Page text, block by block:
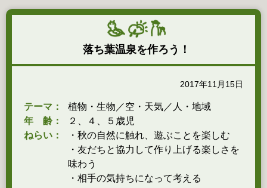
落ち葉温泉を作ろう！
2017年11月15日
テーマ：
植物・生物／空・天気／人・地域
年 齢：
２、４、５歳児
ねらい：
・秋の自然に触れ、遊ぶことを楽しむ
・友だちと協力して作り上げる楽しさを
味わう
・相手の気持ちになって考える